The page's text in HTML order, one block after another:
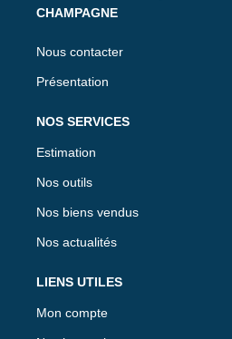
CHAMPAGNE
Nous contacter
Présentation
NOS SERVICES
Estimation
Nos outils
Nos biens vendus
Nos actualités
LIENS UTILES
Mon compte